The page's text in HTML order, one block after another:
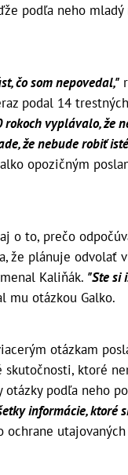
podľa neho
čo som nepovedal,"
podal 14
rokoch vyplávalo, že
že nebude robiť
opozičným
o to, prečo
že plánuje odvolať
Kaliňák. "Ste si
mu otázkou Galko.
otázkam
skutočnosti, ktoré
otázky podľa neho
informácie, ktoré
ochrane